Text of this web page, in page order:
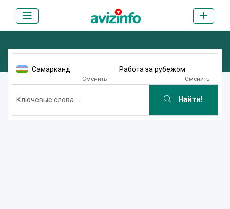
Самарканд
Сменить
Работа за рубежом
Сменить
Найти!